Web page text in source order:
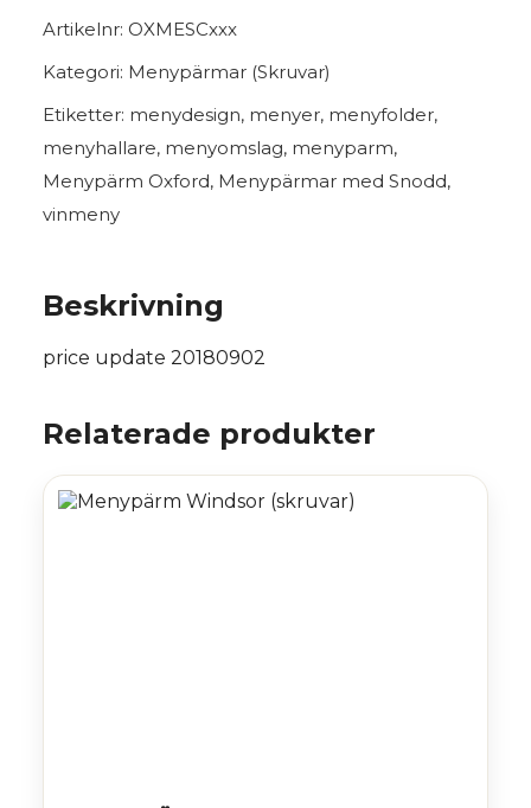
Artikelnr: OXMESCxxx
Kategori: Menypärmar (Skruvar)
Etiketter: menydesign, menyer, menyfolder,
menyhallare, menyomslag, menyparm,
Menypärm Oxford, Menypärmar med Snodd,
vinmeny
Beskrivning
price update 20180902
Relaterade produkter